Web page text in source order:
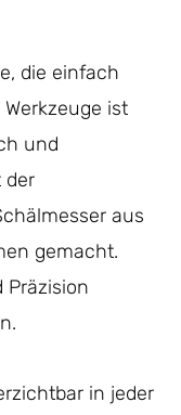
die einfach
ist
und
der
aus
gemacht.
Präzision
in jeder